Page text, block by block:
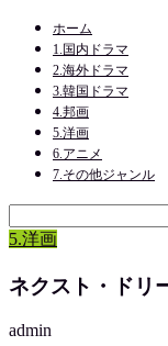
ホーム
1.国内ドラマ
2.海外ドラマ
3.韓国ドラマ
4.邦画
5.洋画
6.アニメ
7.その他ジャンル
5.洋画
ネクスト・ドリ
admin